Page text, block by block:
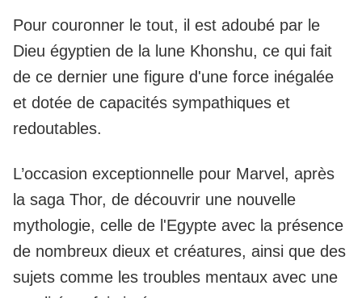
Pour couronner le tout, il est adoubé par le
Dieu égyptien de la lune Khonshu, ce qui fait
de ce dernier une figure d'une force inégalée
et dotée de capacités sympathiques et
redoutables.
L’occasion exceptionnelle pour Marvel, après
la saga Thor, de découvrir une nouvelle
mythologie, celle de l'Egypte avec la présence
de nombreux dieux et créatures, ainsi que des
sujets comme les troubles mentaux avec une